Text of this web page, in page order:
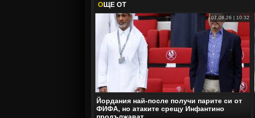
ОЩЕ ОТ
07.08.26 | 10:32
Йордания най-после получи парите си от
ФИФА, но атаките срещу Инфантино